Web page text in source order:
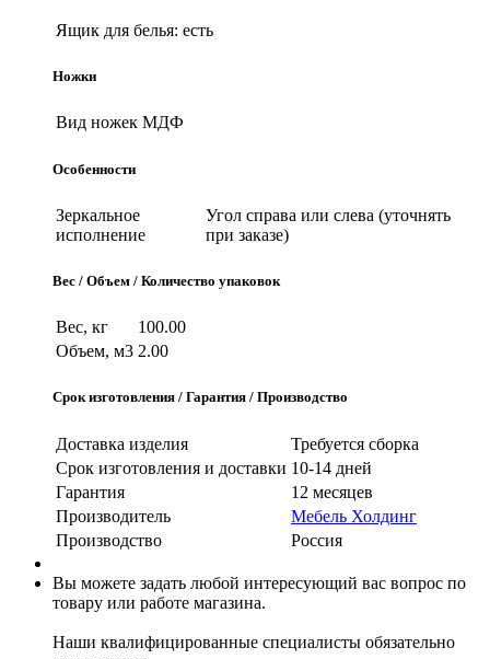
Ящик для белья: есть
Ножки
Вид ножек МДФ
Особенности
Зеркальное
исполнение
Угол справа или слева (уточнять
при заказе)
Вес / Объем / Количество упаковок
Вес, кг
100.00
Объем, м3 2.00
Срок изготовления / Гарантия / Производство
Доставка изделия
Требуется сборка
Срок изготовления и доставки 10-14 дней
Гарантия
12 месяцев
Производитель
Мебель Холдинг
Производство
Россия
Вы можете задать любой интересующий вас вопрос по
товару или работе магазина.
Наши квалифицированные специалисты обязательно